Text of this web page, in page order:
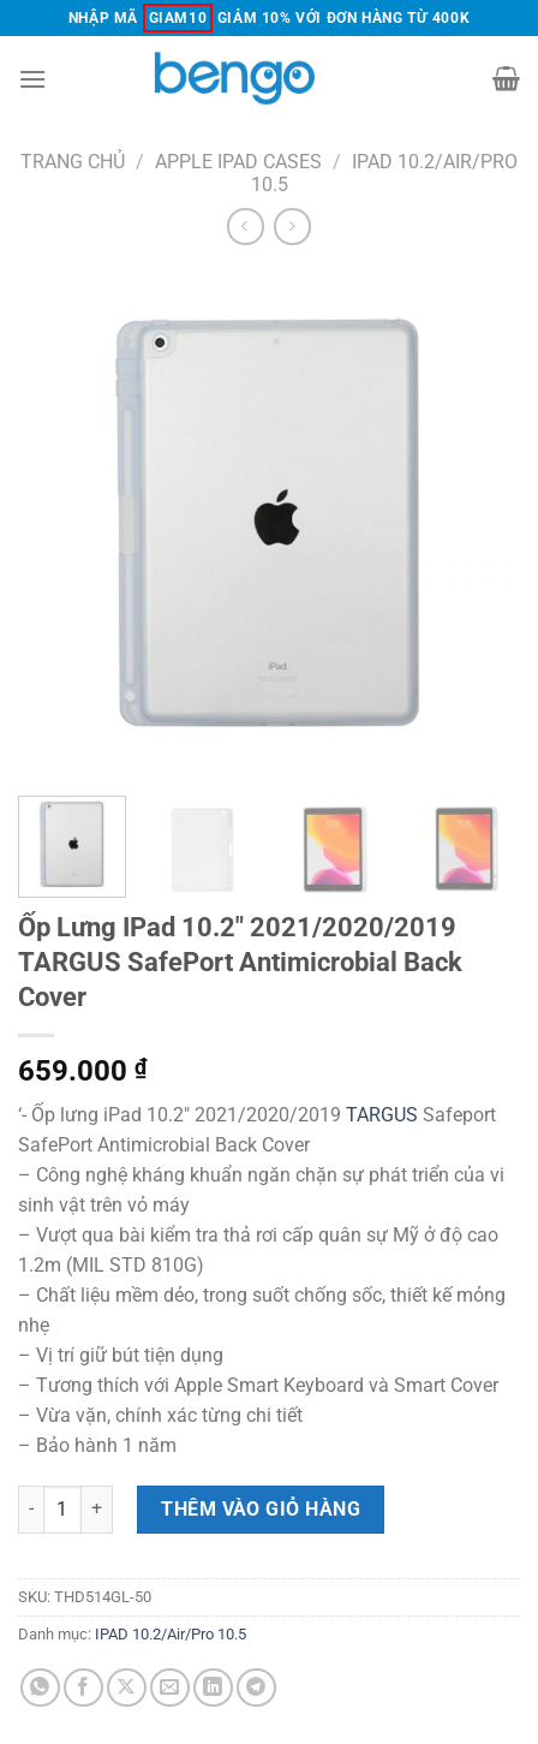
đến
nội
NHẬP MÃ GIAM10 GIẢM 10% VỚI ĐƠN HÀNG TỪ 400K
TRANG CHỦ / APPLE IPAD CASES / IPAD 10.2/AIR/PRO
10.5
Ốp Lưng IPad 10.2″ 2021/2020/2019
TARGUS SafePort Antimicrobial Back
Cover
659.000 ₫
‘- Ốp lưng iPad 10.2″ 2021/2020/2019 TARGUS Safeport
SafePort Antimicrobial Back Cover
– Công nghệ kháng khuẩn ngăn chặn sự phát triển của vi
sinh vật trên vỏ máy
– Vượt qua bài kiểm tra thả rơi cấp quân sự Mỹ ở độ cao
1.2m (MIL STD 810G)
– Chất liệu mềm dẻo, trong suốt chống sốc, thiết kế mỏng
nhẹ
– Vị trí giữ bút tiện dụng
– Tương thích với Apple Smart Keyboard và Smart Cover
– Vừa vặn, chính xác từng chi tiết
– Bảo hành 1 năm
Ốp Lưng IPad 10.2" 2021/2020/2019 TARGUS SafePort
THÊM VÀO GIỎ HÀNG
SKU: THD514GL-50
Danh mục: IPAD 10.2/Air/Pro 10.5